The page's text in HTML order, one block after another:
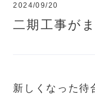
2024/09/20
二期工事が
新しくなった待